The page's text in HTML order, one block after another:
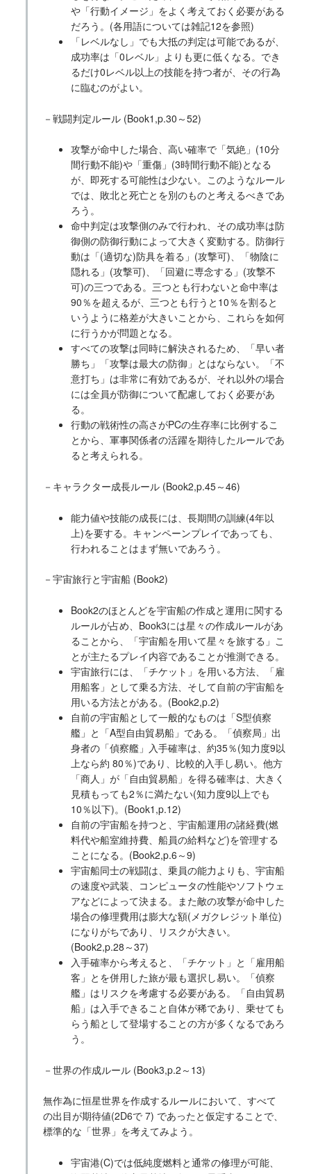
や「行動イメージ」をよく考えておく必要がある
だろう。(各用語については雑記12を参照)
「レベルなし」でも大抵の判定は可能であるが、
成功率は「0レベル」よりも更に低くなる。でき
るだけ0レベル以上の技能を持つ者が、その行為
に臨むのがよい。
－戦闘判定ルール (Book1,p.30～52)
攻撃が命中した場合、高い確率で「気絶」(10分
間行動不能)や「重傷」(3時間行動不能)となる
が、即死する可能性は少ない。このようなルール
では、敗北と死亡とを別のものと考えるべきであ
ろう。
命中判定は攻撃側のみで行われ、その成功率は防
御側の防御行動によって大きく変動する。防御行
動は「(適切な)防具を着る」(攻撃可)、「物陰に
隠れる」(攻撃可)、「回避に専念する」(攻撃不
可)の三つである。三つとも行わないと命中率は
90％を超えるが、三つとも行うと10％を割ると
いうように格差が大きいことから、これらを如何
に行うかが問題となる。
すべての攻撃は同時に解決されるため、「早い者
勝ち」「攻撃は最大の防御」とはならない。「不
意打ち」は非常に有効であるが、それ以外の場合
には全員が防御について配慮しておく必要があ
る。
行動の戦術性の高さがPCの生存率に比例するこ
とから、軍事関係者の活躍を期待したルールであ
ると考えられる。
－キャラクター成長ルール (Book2,p.45～46)
能力値や技能の成長には、長期間の訓練(4年以
上)を要する。キャンペーンプレイであっても、
行われることはまず無いであろう。
－宇宙旅行と宇宙船 (Book2)
Book2のほとんどを宇宙船の作成と運用に関する
ルールが占め、Book3には星々の作成ルールがあ
ることから、「宇宙船を用いて星々を旅する」こ
とが主たるプレイ内容であることが推測できる。
宇宙旅行には、「チケット」を用いる方法、「雇
用船客」として乗る方法、そして自前の宇宙船を
用いる方法とがある。(Book2,p.2)
自前の宇宙船として一般的なものは「S型偵察
艦」と「A型自由貿易船」である。「偵察局」出
身者の「偵察艦」入手確率は、約35％(知力度9以
上なら約 80％)であり、比較的入手し易い。他方
「商人」が「自由貿易船」を得る確率は、大きく
見積もっても2％に満たない(知力度9以上でも
10％以下)。(Book1,p.12)
自前の宇宙船を持つと、宇宙船運用の諸経費(燃
料代や船室維持費、船員の給料など)を管理する
ことになる。(Book2,p.6～9)
宇宙船同士の戦闘は、乗員の能力よりも、宇宙船
の速度や武装、コンピュータの性能やソフトウェ
アなどによって決まる。また敵の攻撃が命中した
場合の修理費用は膨大な額(メガクレジット単位)
になりがちであり、リスクが大きい。
(Book2,p.28～37)
入手確率から考えると、「チケット」と「雇用船
客」とを併用した旅が最も選択し易い。「偵察
艦」はリスクを考慮する必要がある。「自由貿易
船」は入手できること自体が稀であり、乗せても
らう船として登場することの方が多くなるであろ
う。
－世界の作成ルール (Book3,p.2～13)
無作為に恒星世界を作成するルールにおいて、すべて
の出目が期待値(2D6で 7) であったと仮定することで、
標準的な「世界」を考えてみよう。
宇宙港(C)では低純度燃料と通常の修理が可能、